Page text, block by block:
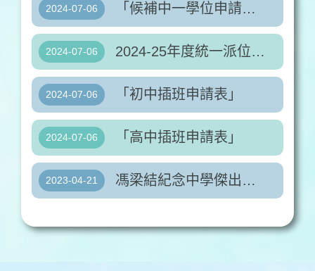
2024-07-06 「候補中一學位申請表」
2024-07-06 2024-25年度統一派位註冊安排
2024-07-06 「初中插班申請表」
2024-07-06 「高中插班申請表」
2023-04-21 馮梁結紀念中學傑出表現及支援政策